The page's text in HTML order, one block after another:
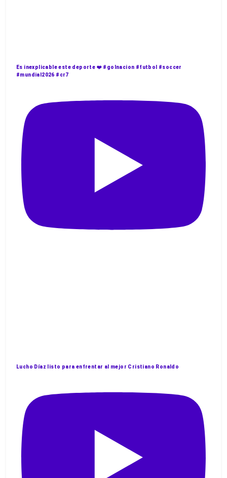
Es inexplicable este deporte ❤️ #golnacion #futbol #soccer
#mundial2026 #cr7
Lucho Díaz listo para enfrentar al mejor Cristiano Ronaldo